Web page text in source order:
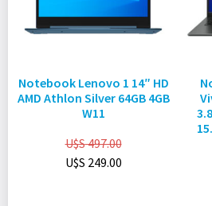
Notebook Lenovo 1 14″ HD
AMD Athlon Silver 64GB 4GB
W11
U$S497.00
U$S 249.00